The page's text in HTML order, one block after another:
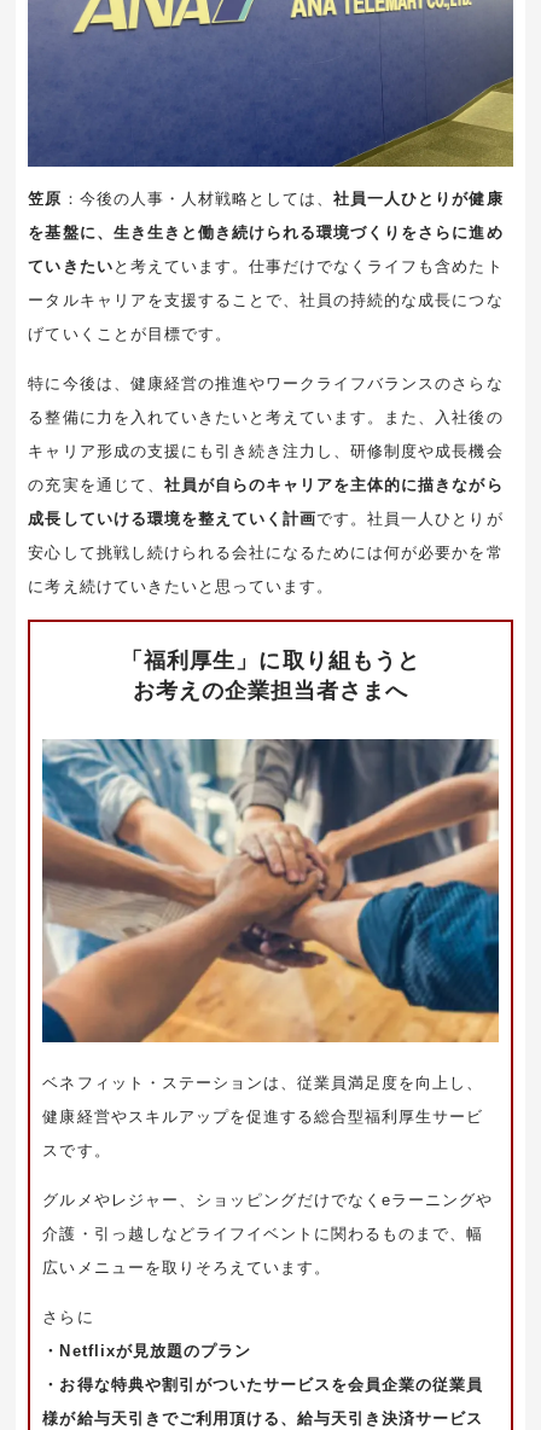
笠原 ：今後の人事・人材戦略としては、社員一人ひとりが健康
を基盤に、生き生きと働き続けられる環境づくりをさらに進め
ていきたい と考えています。仕事だけでなくライフも含めたト
ータルキャリアを支援することで、社員の持続的な成長につな
げていくことが目標です。
特に今後は、健康経営の推進やワークライフバランスのさらな
る整備に力を入れていきたいと考えています。また、入社後の
キャリア形成の支援にも引き続き注力し、研修制度や成長機会
の充実を通じて、 社員が自らのキャリアを主体的に描きながら
成長していける環境を整えていく計画です。社員一人ひとりが
安心して挑戦し続けられる会社になるためには何が必要かを常
に考え続けていきたいと思っています。
「福利厚生」に取り組もうと
お考えの企業担当者さまへ
ベネフィット・ステーションは、従業員満足度を向上し、
健康経営やスキルアップを促進する総合型福利厚生サービ
スです。
グルメやレジャー、ショッピングだけでなくeラーニングや
介護・引っ越しなどライフイベントに関わるものまで、幅
広いメニューを取りそろえています。
さらに
・Netflixが見放題のプラン
・お得な特典や割引がついたサービスを会員企業の従業員
様が給与天引きでご利用頂ける、給与天引き決済サービス